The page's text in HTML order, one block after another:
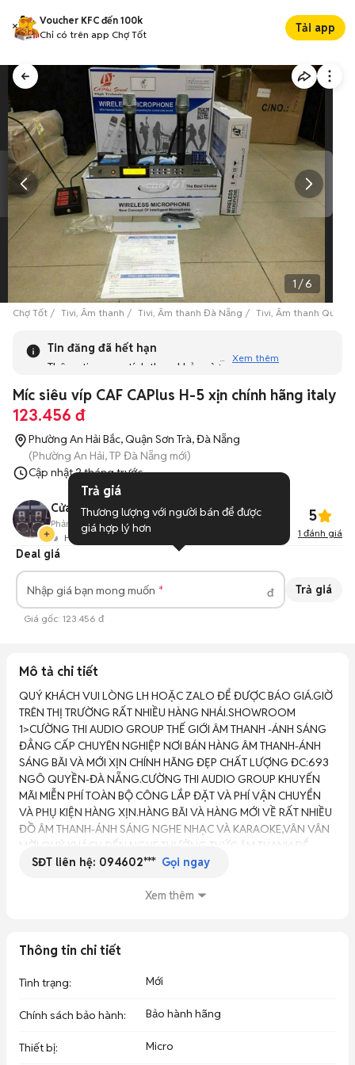
Voucher KFC đến 100k
Chỉ có trên app Chợ Tốt
Tải app
1 /6
Chợ Tốt Tivi, Âm thanh Tivi, Âm thanh Đà Nẵng Tivi, Âm thanh Quận
Tin đăng đã hết hạn
Thông tin mang tính tham khảo và bạn không thể liên hệ
tương tự khác dưới đây nhé!
Xem thêm
Míc siêu víp CAF CAPlus H-5 xịn chính hãng italy
123.456 đ
Phường An Hải Bắc, Quận Sơn Trà, Đà Nẵng
(Phường An Hải, TP Đà Nẵng mới)
Cập nhật2 tháng trước
Cửa hàng cường audio
Hoạt động 15 giờ trước
Phản hồi: -- 0Đã bán 5
1 đánh giá
Deal giá
Nhập giá bạn mong muốn đ Trả giá
Giá gốc: 123.456 đ
Mô tả chi tiết
QUÝ KHÁCH VUI LÒNG LH HOẶC ZALO ĐỂ ĐƯỢC BÁO GIÁ.GIỜ
TRÊN THỊ TRƯỜNG RẤT NHIỀU HÀNG NHÁI.SHOWROOM
1>CƯỜNG THI AUDIO GROUP THẾ GIỚI ÂM THANH -ÁNH SÁNG
ĐẲNG CẤP CHUYÊN NGHIỆP NƠI BÁN HÀNG ÂM THANH-ÁNH
SÁNG BÃI VÀ MỚI XỊN CHÍNH HÃNG ĐẸP CHẤT LƯỢNG ĐC:693
NGÔ QUYỀN-ĐÀ NẴNG.CƯỜNG THI AUDIO GROUP KHUYẾN
MÃI MIỄN PHÍ TOÀN BỘ CÔNG LẮP ĐẶT VÀ PHÍ VẬN CHUYỂN
VÀ PHỤ KIỆN HÀNG XỊN.HÀNG BÃI VÀ HÀNG MỚI VỀ RẤT NHIỀU
ĐỒ ÂM THANH-ÁNH SÁNG NGHE NHẠC VÀ KARAOKE,VÂN VÂN
MỜI QUÝ KHÁCH ĐẾN NGHE THƯỞNG THỨC ÂM THANH ĐỂ
MUA CHO GIA ĐÌNH MÌNH ĐƯỢC BỘ ÂM THANH-ÁNH SÁNG
DỤNG.CHI ÂN KHÁCH HÀNG GIẢM GIÁ CỰC SỐC TẤT CẢ CÁC
TẠI MIỀN TRUNG BÁN BUÔN BÁN LẺ MÍC XỊN CHÍNH HÃNG
GIẢM GIÁ CỰC SỐC ĐẾN VỚI QUÝ KHÁCH NHANH TAY ĐẾN
CƯỜNG THI AUDIO SỞ HỮU MÍC XỊN CỦA ITALY CAF CAPlus
TẾ CHẤT ÂM TRÊN CẢ TUYỆT VỜI XỊN CHÍNH HÃNG NHẬP
CO,CQ RÕ RÀNG CỰC HAY VÀ CHẤT,THƯƠNG HIỆU NỔI TIẾNG
SĐT liên hệ: 094602*** Gọi ngay
Xem thêm
Thông tin chi tiết
Tình trạng: Mới
Chính sách bảo hành: Bảo hành hãng
Thiết bị: Micro
Trả giá
Thương lượng với người bán để được
giá hợp lý hơn